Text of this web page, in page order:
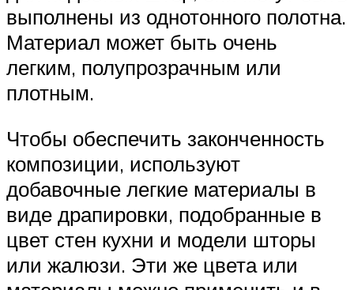
выполнены из однотонного полотна.
Материал может быть очень
легким, полупрозрачным или
плотным.
Чтобы обеспечить законченность
композиции, используют
добавочные легкие материалы в
виде драпировки, подобранные в
цвет стен кухни и модели шторы
или жалюзи. Эти же цвета или